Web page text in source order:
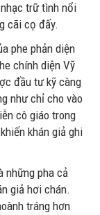
trữ tình nổi
cãi cọ đấy.
phe phản diện
chính diện Vỹ
đầu tư kỹ càng
như chỉ cho vào
cô giáo trong
khán giả ghi
những pha cả
giả hơi chán.
tráng hơn